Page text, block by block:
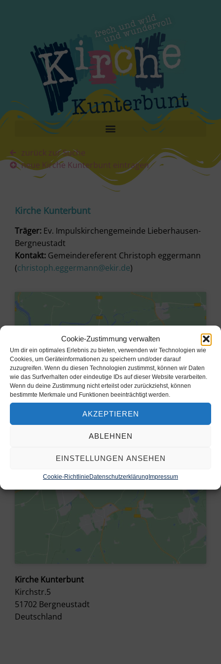
Cookie-Zustimmung verwalten
Um dir ein optimales Erlebnis zu bieten, verwenden wir Technologien wie
Cookies, um Geräteinformationen zu speichern und/oder darauf
zuzugreifen. Wenn du diesen Technologien zustimmst, können wir Daten
wie das Surfverhalten oder eindeutige IDs auf dieser Website verarbeiten.
Wenn du deine Zustimmung nicht erteilst oder zurückziehst, können
bestimmte Merkmale und Funktionen beeinträchtigt werden.
AKZEPTIEREN
ABLEHNEN
EINSTELLUNGEN ANSEHEN
Cookie-Richtlinie Datenschutzerklärung Impressum
zurück zur Suche
neue Kirche Kunterbunt eintragen
Kirche Kunterbunt
Träger: Ev. Impulskirchengemeinde Lieberhausen-
Bergneustadt
Kontakt: Gemeindereferent Christoph eggermann
(christoph.eggermann@ekir.de)
Klicke hier, um Marketing-Cookies
zu akzeptieren und diesen Inhalt zu
aktivieren
Kirche Kunterbunt
Kirchstr.5
51702 Bergneustadt
Deutschland